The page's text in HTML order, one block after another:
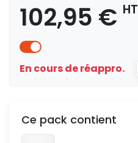
102,95 € HT
En cours de réappro.
Ce pack contient